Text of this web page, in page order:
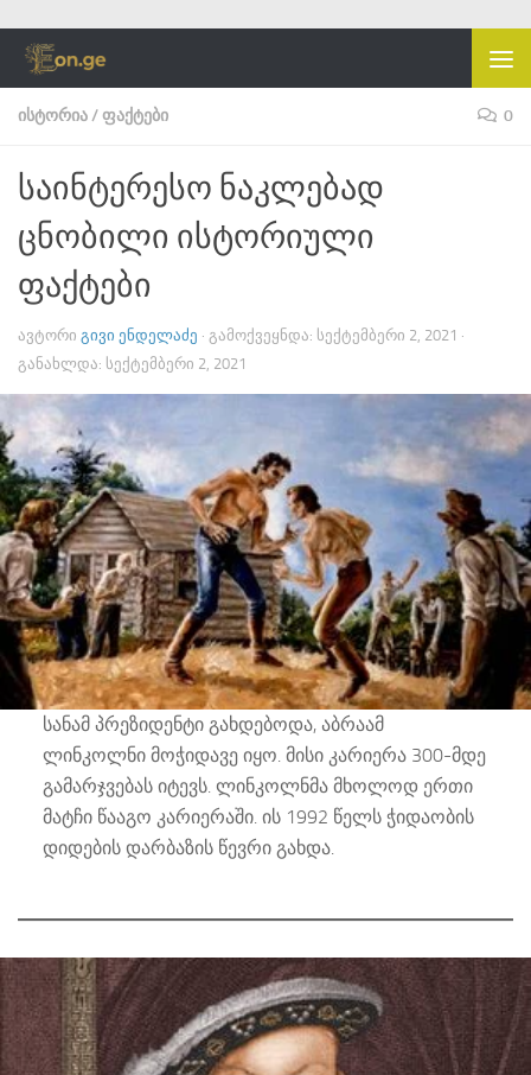
Skip to content
ᲘᲡᲢᲝᲠᲘᲐ/ᲤᲐᲥᲢᲔᲑᲘ 0
საინტერესო ნაკლებად
ცნობილი ისტორიული
ფაქტები
ᲐᲕᲢᲝᲠᲘ ᲒᲘᲕᲘ ᲔᲜᲓᲔᲚᲐᲫᲔ · ᲒᲐᲛᲝᲥᲕᲔᲧᲜᲓᲐ: ᲡᲔᲥᲢᲔᲛᲑᲔᲠᲘ 2, 2021 ·
ᲒᲐᲜᲐᲮᲚᲓᲐ: ᲡᲔᲥᲢᲔᲛᲑᲔᲠᲘ 2, 2021
სანამ პრეზიდენტი გახდებოდა, აბრაამ
ლინკოლნი მოჭიდავე იყო. მისი კარიერა 300-მდე
გამარჯვებას იტევს. ლინკოლნმა მხოლოდ ერთი
მატჩი წააგო კარიერაში. ის 1992 წელს ჭიდაობის
დიდების დარბაზის წევრი გახდა.